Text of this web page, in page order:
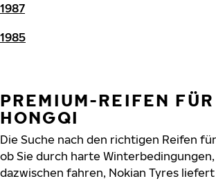
1987
1985
PREMIUM-REIFEN
HONGQI
Die Suche nach den richtigen Reifen
ob Sie durch harte
dazwischen fahren, Nokian Tyres